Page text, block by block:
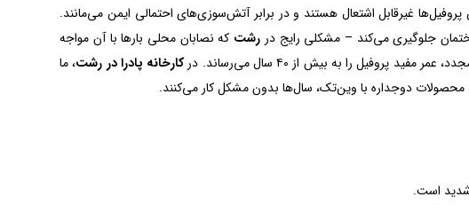
غیرقابل اشتعال هستند و در برابر آتش‌سوزی‌های احتمالی ایمن می‌مانند.
جلوگیری می‌کند – مشکلی رایج در رشت که نصابان محلی بارها با آن مواجه
را به بیش از ۴۰ سال می‌رساند. در
کارخانه پادرا در رشت، ما
محصولات دوجداره با وین‌تک، سال‌ها بدون مشکل کار می‌کنند.
است.